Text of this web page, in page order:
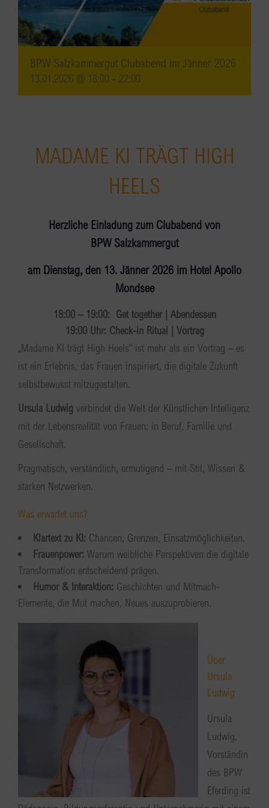
BPW Salzkammergut Clubabend im Jänner 2026
13.01.2026 @ 18:00 - 22:00
MADAME KI TRÄGT HIGH
HEELS
Herzliche Einladung zum Clubabend von
BPW Salzkammergut
am Dienstag, den 13. Jänner 2026 im Hotel Apollo
Mondsee
18:00 – 19:00: Get together | Abendessen
19:00 Uhr: Check-in Ritual | Vortrag
„Madame KI trägt High Heels“ ist mehr als ein Vortrag – es
ist ein Erlebnis, das Frauen inspiriert, die digitale Zukunft
selbstbewusst mitzugestalten.
Ursula Ludwig verbindet die Welt der Künstlichen Intelligenz
mit der Lebensrealität von Frauen: in Beruf, Familie und
Gesellschaft.
Pragmatisch, verständlich, ermutigend – mit Stil, Wissen &
starken Netzwerken.
Was erwartet uns?
Klartext zu KI: Chancen, Grenzen, Einsatzmöglichkeiten.
Frauenpower: Warum weibliche Perspektiven die digitale
Transformation entscheidend prägen.
Humor & Interaktion: Geschichten und Mitmach-
Elemente, die Mut machen, Neues auszuprobieren.
Über
Ursula
Ludwig
Ursula
Ludwig,
Vorständin
des BPW
Eferding ist